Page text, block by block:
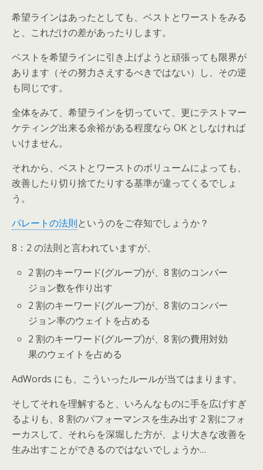
希望ラインはあったとしても、ベストとワーストをみる
と、これだけの差があったりします。
ベストを希望ラインに引き上げようと頑張っても限界が
あります（その努力さえするべきではない）し、その逆
も同じです。
全体をみて、希望ラインを切っていて、更にテストマー
ケティング出来る余裕がある程度なら OK としなければ
いけません。
それから、ベストとワーストのボリュームによっても、
改善したり切り捨てたりする基準が違ってくるでしょ
う。
パレートの法則というのをご存知でしょうか？
8：2 の法則と言われていますが、
2 割のキーワード(グループ)が、8 割のコンバー
ジョン数を作り出す
2 割のキーワード(グループ)が、8 割のコンバー
ジョン率のウェイトを占める
2 割のキーワード(グループ)が、8 割の費用対効
果のウェイトを占める
AdWords にも、こういったルールが当てはまります。
そしてそれを理解すると、いろんなものに手を広げすぎ
るよりも、8 割のパフォーマンスを生み出す 2 割にフォ
ーカスして、それらを深堀した方が、より大きな改善を
生み出すことができるのではないでしょうか…